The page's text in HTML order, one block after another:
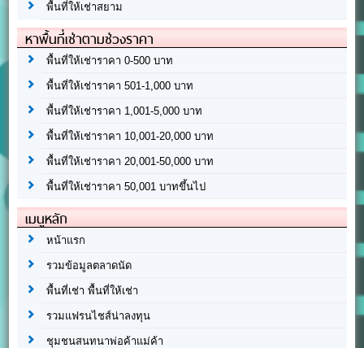
พื้นที่ให้เช่าสยาม
หาพื้นที่เช่าตามช่วงราคา
พื้นที่ให้เช่าราคา 0-500 บาท
พื้นที่ให้เช่าราคา 501-1,000 บาท
พื้นที่ให้เช่าราคา 1,001-5,000 บาท
พื้นที่ให้เช่าราคา 10,001-20,000 บาท
พื้นที่ให้เช่าราคา 20,001-50,000 บาท
พื้นที่ให้เช่าราคา 50,001 บาทขึ้นไป
เมนูหลัก
หน้าแรก
รวมข้อมูลตลาดนัด
พื้นที่เช่า พื้นที่ให้เช่า
รวมแฟรนไชส์น่าลงทุน
ชุมชนสนทนาพ่อค้าแม่ค้า